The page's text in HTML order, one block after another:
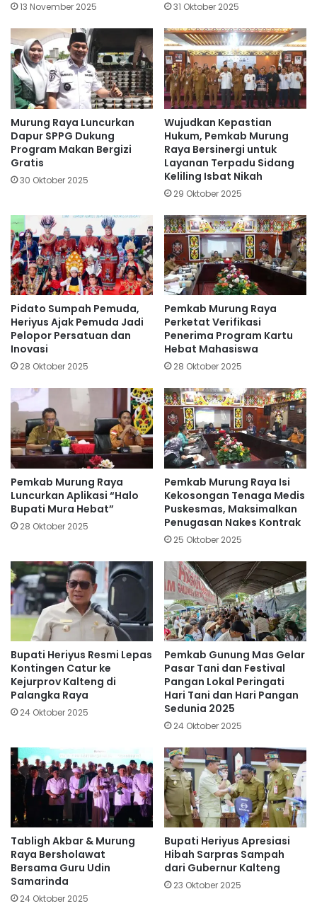
13 November 2025 31 Oktober 2025
Murung Raya Luncurkan
Dapur SPPG Dukung
Program Makan Bergizi
Gratis
30 Oktober 2025
Wujudkan Kepastian
Hukum, Pemkab Murung
Raya Bersinergi untuk
Layanan Terpadu Sidang
Keliling Isbat Nikah
29 Oktober 2025
Pidato Sumpah Pemuda,
Heriyus Ajak Pemuda Jadi
Pelopor Persatuan dan
Inovasi
28 Oktober 2025
Pemkab Murung Raya
Perketat Verifikasi
Penerima Program Kartu
Hebat Mahasiswa
28 Oktober 2025
Pemkab Murung Raya
Luncurkan Aplikasi “Halo
Bupati Mura Hebat”
28 Oktober 2025
Pemkab Murung Raya Isi
Kekosongan Tenaga Medis
Puskesmas, Maksimalkan
Penugasan Nakes Kontrak
25 Oktober 2025
Bupati Heriyus Resmi Lepas
Kontingen Catur ke
Kejurprov Kalteng di
Palangka Raya
24 Oktober 2025
Pemkab Gunung Mas Gelar
Pasar Tani dan Festival
Pangan Lokal Peringati
Hari Tani dan Hari Pangan
Sedunia 2025
24 Oktober 2025
Tabligh Akbar & Murung
Raya Bersholawat
Bersama Guru Udin
Samarinda
24 Oktober 2025
Bupati Heriyus Apresiasi
Hibah Sarpras Sampah
dari Gubernur Kalteng
23 Oktober 2025